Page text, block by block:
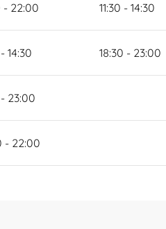
- 22:00 11:30 - 14:30
14:30 18:30 - 23:00
- 23:00
- 22:00